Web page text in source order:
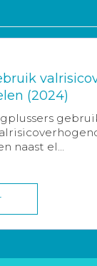
(2024)
naast el...